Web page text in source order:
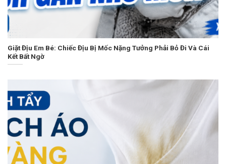
Giặt Địu Em Bé: Chiếc Địu Bị Mốc Nặng Tưởng Phải Bỏ Đi Và Cái
Kết Bất Ngờ